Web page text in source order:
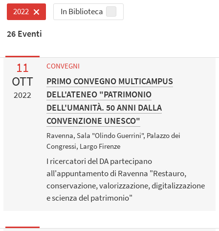
2022 In Biblioteca
26 Eventi
11
OTT
2022
CONVEGNI
PRIMO CONVEGNO MULTICAMPUS
DELL'ATENEO "PATRIMONIO
DELL'UMANITÀ. 50 ANNI DALLA
CONVENZIONE UNESCO"
Ravenna, Sala "Olindo Guerrini", Palazzo dei
Congressi, Largo Firenze
I ricercatori del DA partecipano
all'appuntamento di Ravenna "Restauro,
conservazione, valorizzazione, digitalizzazione
e scienza del patrimonio"